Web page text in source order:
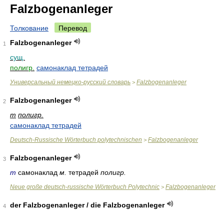
Falzbogenanleger
Толкование Перевод
1
Falzbogenanleger
сущ.
полигр. самонаклад тетрадей
Универсальный немецко-русский словарь > Falzbogenanleger
2
Falzbogenanleger
m полигр.
самонаклад тетрадей
Deutsch-Russische Wörterbuch polytechnischen > Falzbogenanleger
3
Falzbogenanleger
m самонаклад м. тетрадей полигр.
Neue große deutsch-russische Wörterbuch Polytechnic > Falzbogenanleger
4
der Falzbogenanleger / die Falzbogenanleger